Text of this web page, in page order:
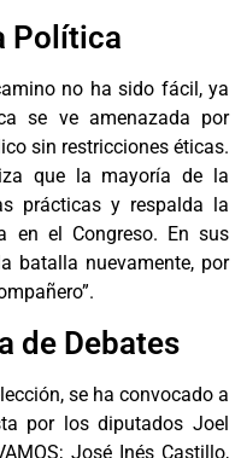
Política
no ha sido fácil, ya
se ve amenazada por
sin restricciones éticas.
que la mayoría de la
prácticas y respalda la
en el Congreso. En sus
batalla nuevamente, por
de Debates
se ha convocado a
por los diputados Joel
José Inés Castillo,